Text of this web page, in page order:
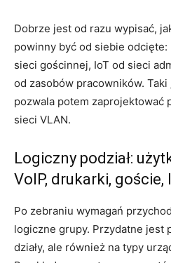
Dobrze jest od razu wypisać,
powinny być od siebie
sieci gościnnej, IoT od sieci
od zasobów pracowników. Taki
pozwala potem zaprojektować
sieci VLAN.
Logiczny podział:
VoIP, drukarki, goście,
Po zebraniu wymagań
logiczne grupy. Przydatne jest
działy, ale również na typy